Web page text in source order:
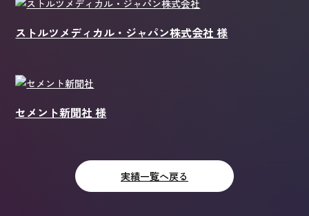
ストルツメディカル・ジャパン株式会社 様
セメント新聞社 様
実績一覧へ戻る